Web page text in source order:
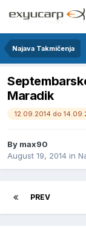
Najava Takmičenja
Maradik
12.09.2014 do
By max90
August 19, 2014 in
PREV